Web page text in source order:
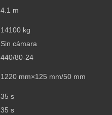
4.1 m
14100 kg
Sin cámara
440/80-24
1220 mm×125 mm/50 mm
35 s
35 s